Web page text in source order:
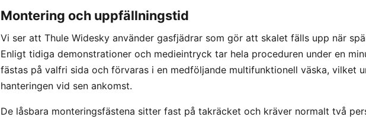
Montering och uppfällningstid
Vi ser att Thule Widesky använder gasfjädrar som gör att skalet fälls upp när
Enligt tidiga demonstrationer och medieintryck tar hela proceduren under en
fästas på valfri sida och förvaras i en medföljande multifunktionell väska, vilket
hanteringen vid sen ankomst.
De låsbara monteringsfästena sitter fast på takräcket och kräver normalt två